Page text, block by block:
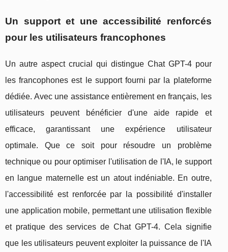
Un support et une accessibilité renforcés
pour les utilisateurs francophones
Un autre aspect crucial qui distingue Chat GPT-4 pour
les francophones est le support fourni par la plateforme
dédiée. Avec une assistance entièrement en français, les
utilisateurs peuvent bénéficier d'une aide rapide et
efficace, garantissant une expérience utilisateur
optimale. Que ce soit pour résoudre un problème
technique ou pour optimiser l'utilisation de l'IA, le support
en langue maternelle est un atout indéniable. En outre,
l'accessibilité est renforcée par la possibilité d'installer
une application mobile, permettant une utilisation flexible
et pratique des services de Chat GPT-4. Cela signifie
que les utilisateurs peuvent exploiter la puissance de l'IA